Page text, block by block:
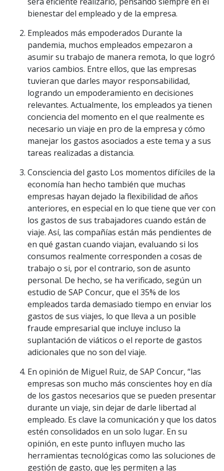
bienestar del empleado y de la empresa.
Empleados más empoderados Durante la
pandemia, muchos empleados empezaron a
asumir su trabajo de manera remota, lo que logró
varios cambios. Entre ellos, que las empresas
tuvieran que darles mayor responsabilidad,
logrando un empoderamiento en decisiones
relevantes. Actualmente, los empleados ya tienen
conciencia del momento en el que realmente es
necesario un viaje en pro de la empresa y cómo
manejar los gastos asociados a este tema y a sus
tareas realizadas a distancia.
Consciencia del gasto Los momentos difíciles de la
economía han hecho también que muchas
empresas hayan dejado la flexibilidad de años
anteriores, en especial en lo que tiene que ver con
los gastos de sus trabajadores cuando están de
viaje. Así, las compañías están más pendientes de
en qué gastan cuando viajan, evaluando si los
consumos realmente corresponden a cosas de
trabajo o si, por el contrario, son de asunto
personal. De hecho, se ha verificado, según un
estudio de SAP Concur, que el 35% de los
empleados tarda demasiado tiempo en enviar los
gastos de sus viajes, lo que lleva a un posible
fraude empresarial que incluye incluso la
suplantación de viáticos o el reporte de gastos
adicionales que no son del viaje.
En opinión de Miguel Ruiz, de SAP Concur, “las
empresas son mucho más conscientes hoy en día
de los gastos necesarios que se pueden presentar
durante un viaje, sin dejar de darle libertad al
empleado. Es clave la comunicación y que los datos
estén consolidados en un solo lugar. En su
opinión, en este punto influyen mucho las
herramientas tecnológicas como las soluciones de
gestión de gasto, que les permiten a las